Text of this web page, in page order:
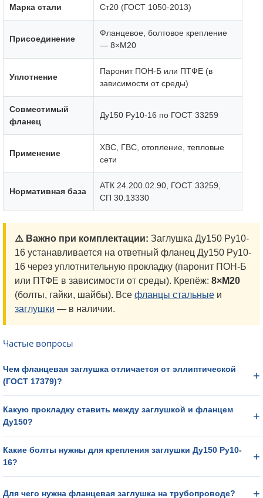
Марка стали Ст20 (ГОСТ 1050-2013)
Присоединение
Фланцевое, болтовое крепление
— 8×М20
Уплотнение
Паронит ПОН-Б или ПТФЕ (в
зависимости от среды)
Совместимый
фланец
Ду150 Ру10-16 по ГОСТ 33259
Применение
ХВС, ГВС, отопление, тепловые
сети
Нормативная база
АТК 24.200.02.90, ГОСТ 33259,
СП 30.13330
⚠️ Важно при комплектации: Заглушка Ду150 Ру10-
16 устанавливается на ответный фланец Ду150 Ру10-
16 через уплотнительную прокладку (паронит ПОН-Б
или ПТФЕ в зависимости от среды). Крепёж: 8×М20
(болты, гайки, шайбы). Все фланцы стальные и
заглушки — в наличии.
Частые вопросы
Чем фланцевая заглушка отличается от эллиптической
(ГОСТ 17379)?
Какую прокладку ставить между заглушкой и фланцем
Ду150?
Какие болты нужны для крепления заглушки Ду150 Ру10-
16?
Для чего нужна фланцевая заглушка на трубопроводе?